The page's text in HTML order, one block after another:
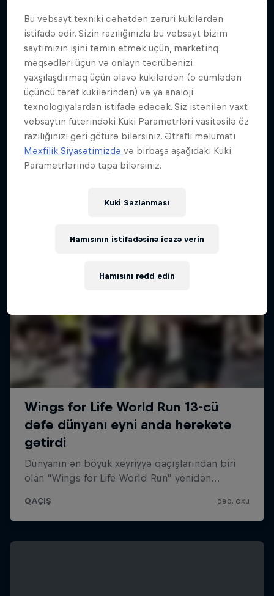
Bu vebsayt texniki cəhətdən zəruri kukilərdən
istifadə edir. Sizin razılığınızla bu vebsayt bizim
saytımızın işini təmin etmək üçün, marketinq
məqsədləri üçün və onlayn təcrübənizi
yaxşılaşdırmaq üçün əlavə kukilərdən (o cümlədən
üçüncü tərəf kukilərindən) və ya analoji
texnologiyalardan istifadə edəcək. Siz istənilən vaxt
vebsaytın futerindəki Kuki Parametrləri vasitəsilə öz
razılığınızı geri götürə bilərsiniz. Ətraflı məlumatı
Məxfilik Siyasətimizdəvə birbaşa aşağıdakı Kuki
Parametrlərində tapa bilərsiniz.
Kuki Sazlanması
Hamısını rədd edin
Hamısının istifadəsinə icazə verin